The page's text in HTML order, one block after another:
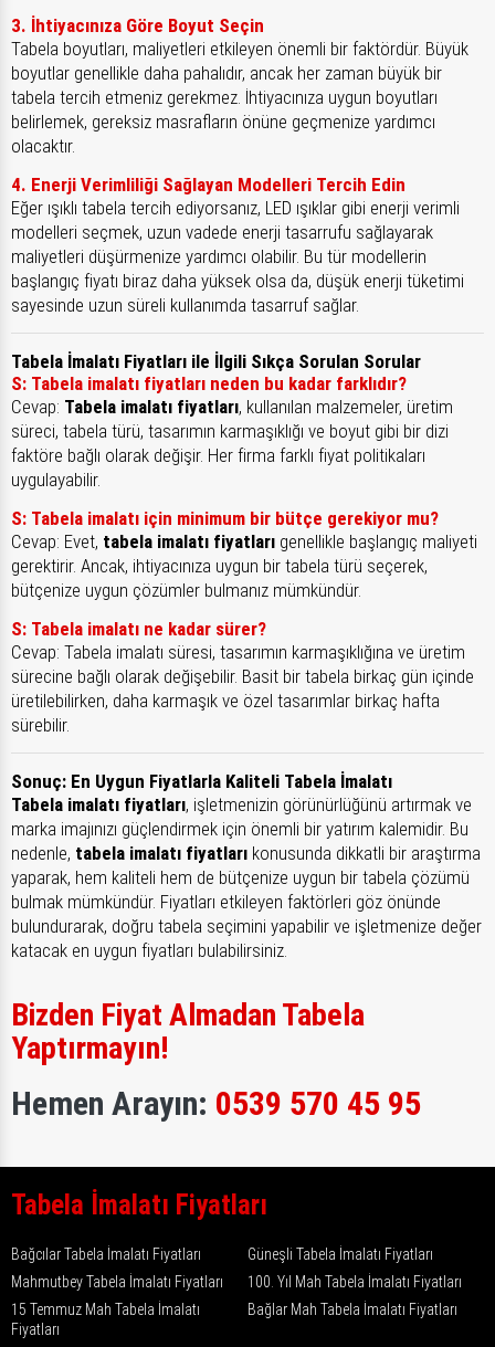
3. İhtiyacınıza Göre Boyut Seçin
Tabela boyutları, maliyetleri etkileyen önemli bir faktördür. Büyük
boyutlar genellikle daha pahalıdır, ancak her zaman büyük bir
tabela tercih etmeniz gerekmez. İhtiyacınıza uygun boyutları
belirlemek, gereksiz masrafların önüne geçmenize yardımcı
olacaktır.
4. Enerji Verimliliği Sağlayan Modelleri Tercih Edin
Eğer ışıklı tabela tercih ediyorsanız, LED ışıklar gibi enerji verimli
modelleri seçmek, uzun vadede enerji tasarrufu sağlayarak
maliyetleri düşürmenize yardımcı olabilir. Bu tür modellerin
başlangıç fiyatı biraz daha yüksek olsa da, düşük enerji tüketimi
sayesinde uzun süreli kullanımda tasarruf sağlar.
Tabela İmalatı Fiyatları ile İlgili Sıkça Sorulan Sorular
S: Tabela imalatı fiyatları neden bu kadar farklıdır?
Cevap: Tabela imalatı fiyatları, kullanılan malzemeler, üretim
süreci, tabela türü, tasarımın karmaşıklığı ve boyut gibi bir dizi
faktöre bağlı olarak değişir. Her firma farklı fiyat politikaları
uygulayabilir.
S: Tabela imalatı için minimum bir bütçe gerekiyor mu?
Cevap: Evet, tabela imalatı fiyatları genellikle başlangıç maliyeti
gerektirir. Ancak, ihtiyacınıza uygun bir tabela türü seçerek,
bütçenize uygun çözümler bulmanız mümkündür.
S: Tabela imalatı ne kadar sürer?
Cevap: Tabela imalatı süresi, tasarımın karmaşıklığına ve üretim
sürecine bağlı olarak değişebilir. Basit bir tabela birkaç gün içinde
üretilebilirken, daha karmaşık ve özel tasarımlar birkaç hafta
sürebilir.
Sonuç: En Uygun Fiyatlarla Kaliteli Tabela İmalatı
Tabela imalatı fiyatları, işletmenizin görünürlüğünü artırmak ve
marka imajınızı güçlendirmek için önemli bir yatırım kalemidir. Bu
nedenle, tabela imalatı fiyatları konusunda dikkatli bir araştırma
yaparak, hem kaliteli hem de bütçenize uygun bir tabela çözümü
bulmak mümkündür. Fiyatları etkileyen faktörleri göz önünde
bulundurarak, doğru tabela seçimini yapabilir ve işletmenize değer
katacak en uygun fiyatları bulabilirsiniz.
Bizden Fiyat Almadan Tabela
Yaptırmayın!
Hemen Arayın: 0539 570 45 95
Tabela İmalatı Fiyatları
Bağcılar Tabela İmalatı Fiyatları
Güneşli Tabela İmalatı Fiyatları
Mahmutbey Tabela İmalatı Fiyatları
100. Yıl Mah Tabela İmalatı Fiyatları
15 Temmuz Mah Tabela İmalatı
Fiyatları
Bağlar Mah Tabela İmalatı Fiyatları